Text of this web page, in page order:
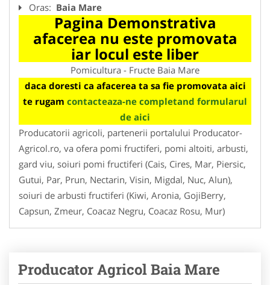
Oras: Baia Mare
Pagina Demonstrativa
afacerea nu este promovata
iar locul este liber
Pomicultura - Fructe Baia Mare
daca doresti ca afacerea ta sa fie promovata aici
te rugam contacteaza-ne completand formularul
de aici
Producatorii agricoli, partenerii portalului Producator-
Agricol.ro, va ofera pomi fructiferi, pomi altoiti, arbusti,
gard viu, soiuri pomi fructiferi (Cais, Cires, Mar, Piersic,
Gutui, Par, Prun, Nectarin, Visin, Migdal, Nuc, Alun),
soiuri de arbusti fructiferi (Kiwi, Aronia, GojiBerry,
Capsun, Zmeur, Coacaz Negru, Coacaz Rosu, Mur)
Producator Agricol Baia Mare